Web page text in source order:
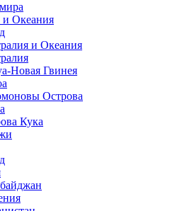
и Океания
и Океания
Новая Гвинея
Острова
Кука